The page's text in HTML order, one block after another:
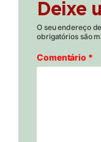
Deixe
O seu endereço
obrigatórios são
Comentário *